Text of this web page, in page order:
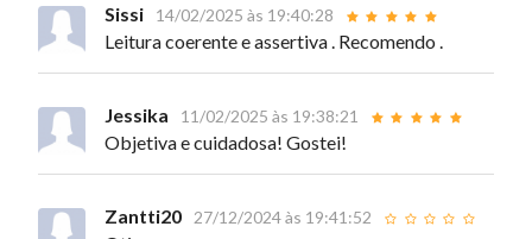
Sissi 14/02/2025 às 19:40:28
Leitura coerente e assertiva . Recomendo .
Jessika 11/02/2025 às 19:38:21
Objetiva e cuidadosa! Gostei!
Zantti20 27/12/2024 às 19:41:52